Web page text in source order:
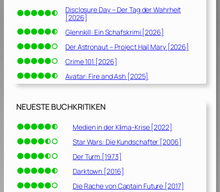
9
3
]
Disclosure Day – Der Tag der Wahrheit
[2026]
Glennkill: Ein Schafskrimi [2026]
Der Astronaut – Project Hail Mary [2026]
Crime 101 [2026]
Avatar: Fire and Ash [2025]
NEUESTE BUCHKRITIKEN
Medien in der Klima-Krise [2022]
Star Wars: Die Kundschafter [2006]
Der Turm [1973]
Darktown [2016]
Die Rache von Captain Future [2017]